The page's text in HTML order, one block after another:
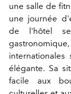
une salle de
une journée
de l'hôtel
gastronomique,
élégante. Sa
facile aux